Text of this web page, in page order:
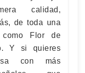
calidad,
de toda una
como Flor de
Y si quieres
con más